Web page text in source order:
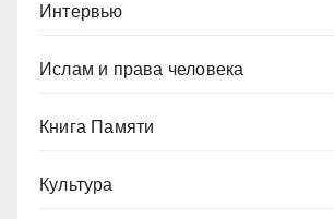
Интервью
Ислам и права человека
Книга Памяти
Культура